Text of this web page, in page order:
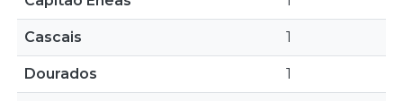
Cascais 1
Dourados 1